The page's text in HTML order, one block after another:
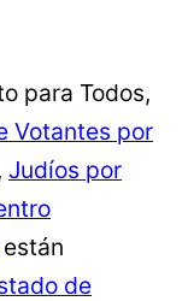
para Todos,
Votantes por
, Judíos por
están
de